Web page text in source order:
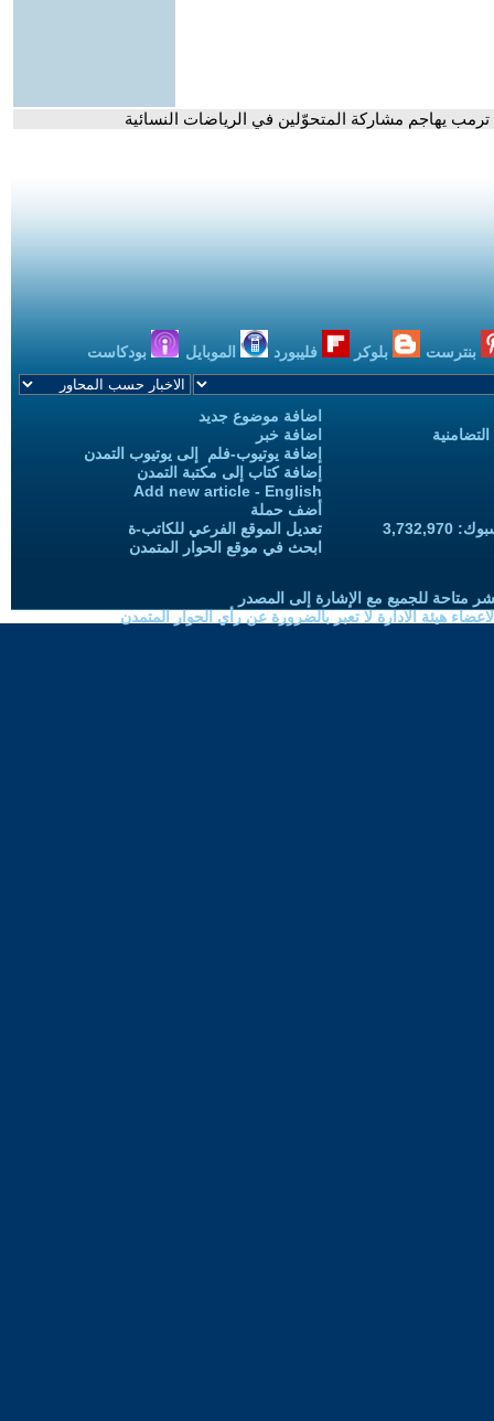
يهاجم مشاركة المتحوّلين في الرياضات النسائية
بنترست بلوكر فليبورد الموبايل بودكاست
اضافة موضوع جديد
اضافة خبر
إضافة يوتيوب-فلم إلى يوتيوب التمدن
إضافة كتاب إلى مكتبة التمدن
Add new article - English
أضف حملة
تعديل الموقع الفرعي للكاتب-ة
ابحث في موقع الحوار المتمدن
متاحة للجميع مع الإشارة إلى المصدر
هيئة الادارة لا تعبر بالضرورة عن رأي الحوار المتمدن